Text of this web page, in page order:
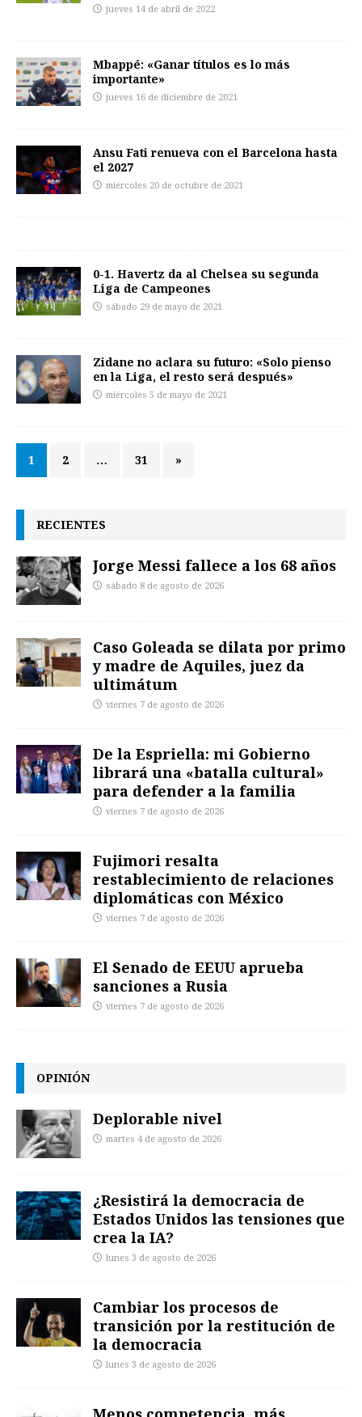
jueves 14 de abril de 2022
Mbappé: «Ganar títulos es lo más
importante»
jueves 16 de diciembre de 2021
Ansu Fati renueva con el Barcelona hasta
el 2027
miércoles 20 de octubre de 2021
0-1. Havertz da al Chelsea su segunda
Liga de Campeones
sábado 29 de mayo de 2021
Zidane no aclara su futuro: «Solo pienso
en la Liga, el resto será después»
miércoles 5 de mayo de 2021
1 2 … 31 »
RECIENTES
Jorge Messi fallece a los 68 años
sábado 8 de agosto de 2026
Caso Goleada se dilata por primo
y madre de Aquiles, juez da
ultimátum
viernes 7 de agosto de 2026
De la Espriella: mi Gobierno
librará una «batalla cultural»
para defender a la familia
viernes 7 de agosto de 2026
Fujimori resalta
restablecimiento de relaciones
diplomáticas con México
viernes 7 de agosto de 2026
El Senado de EEUU aprueba
sanciones a Rusia
viernes 7 de agosto de 2026
OPINIÓN
Deplorable nivel
martes 4 de agosto de 2026
¿Resistirá la democracia de
Estados Unidos las tensiones que
crea la IA?
lunes 3 de agosto de 2026
Cambiar los procesos de
transición por la restitución de
la democracia
lunes 3 de agosto de 2026